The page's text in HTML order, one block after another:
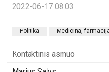
2022-06-17 08:03
Politika Medicina, farmacija
Kontaktinis asmuo